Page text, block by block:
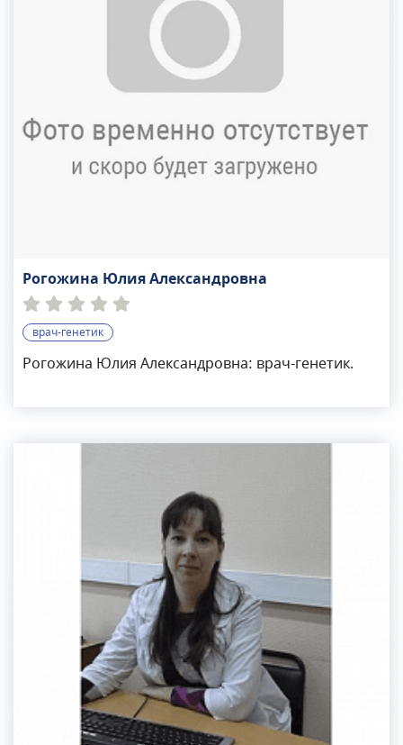
научно-исследовательской работой: имеет ряд
научных публикаций, регулярно принимает
участие в российских и зарубежных
конференциях в качестве докладчика и
Рогожина Юлия Александровна
врач-генетик
Рогожина Юлия Александровна: врач-генетик.